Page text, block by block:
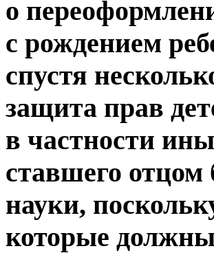
о
с рождением
спустя
защита прав
в частности
ставшего
науки,
которые